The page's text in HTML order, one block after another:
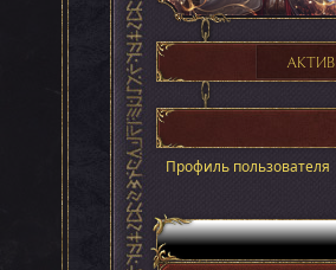
Профиль пользователя